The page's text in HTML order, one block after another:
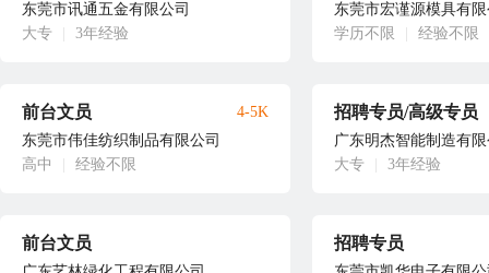
东莞市讯通五金有限公司
大专
3年经验
东莞市宏谨源模具有
学历不限
经验不限
前台文员
东莞市伟佳纺织制品有限公司
高中
经验不限
4-5K 招聘专员/高级专员
广东明杰智能制造有
大专
3年经验
前台文员 招聘专员